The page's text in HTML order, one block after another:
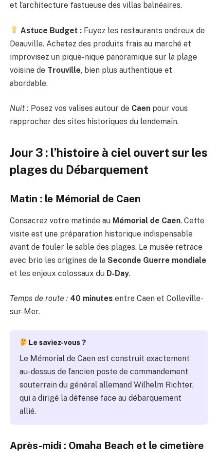
et l’architecture fastueuse des villas balnéaires.
Astuce Budget : Fuyez les restaurants onéreux de
Deauville. Achetez des produits frais au marché et
improvisez un pique-nique panoramique sur la plage
voisine de Trouville, bien plus authentique et
abordable.
Nuit : Posez vos valises autour de Caen pour vous
rapprocher des sites historiques du lendemain.
Jour 3 : l’histoire à ciel ouvert sur les
plages du Débarquement
Matin : le Mémorial de Caen
Consacrez votre matinée au Mémorial de Caen. Cette
visite est une préparation historique indispensable
avant de fouler le sable des plages. Le musée retrace
avec brio les origines de la Seconde Guerre mondiale
et les enjeux colossaux du D-Day.
Temps de route : 40 minutes entre Caen et Colleville-
sur-Mer.
Le saviez-vous ?
Le Mémorial de Caen est construit exactement
au-dessus de l’ancien poste de commandement
souterrain du général allemand Wilhelm Richter,
qui a dirigé la défense face au débarquement
allié.
Après-midi : Omaha Beach et le cimetière